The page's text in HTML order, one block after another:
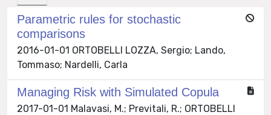
Parametric rules for stochastic
comparisons
2016-01-01 ORTOBELLI LOZZA, Sergio; Lando,
Tommaso; Nardelli, Carla
Managing Risk with Simulated Copula
2017-01-01 Malavasi, M.; Previtali, R.; ORTOBELLI